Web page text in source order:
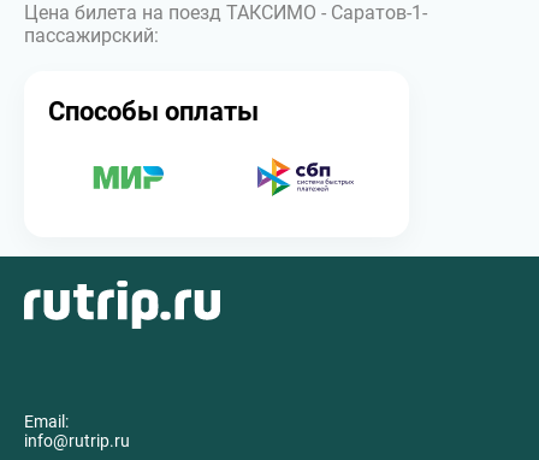
Цена билета на поезд ТАКСИМО - Саратов-1-
пассажирский:
Способы оплаты
Email:
info@rutrip.ru